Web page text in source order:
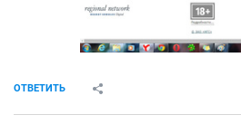
ОТВЕТИТЬ